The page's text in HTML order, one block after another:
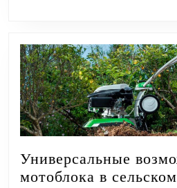
Универсальные
мотоблока в